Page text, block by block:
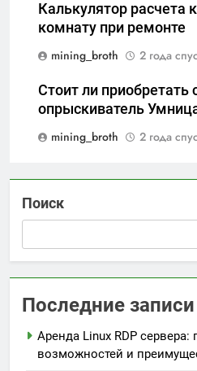
Калькулятор расчета
комнату при ремонте
mining_broth
2 года
Стоит ли приобретать
опрыскиватель
mining_broth
2 года
Поиск
Последние записи
Аренда Linux RDP
возможностей и